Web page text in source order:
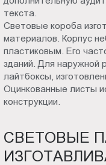
текста.
Световые короба
материалов. Корпус
пластиковым. Его
зданий. Для наружной
лайтбоксы,
Оцинкованные листы
конструкции.
СВЕТОВЫЕ